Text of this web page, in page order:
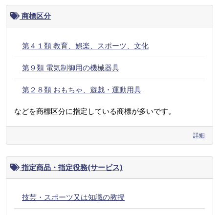
商標区分
第４１類 教育、娯楽、スポーツ、文化
第９類 電気制御用の機械器具
第２８類 おもちゃ、遊戯・運動用具
などを商標区分に指定している商標が多いです。
詳細
指定商品・指定役務(サービス)
技芸・スポーツ又は知識の教授